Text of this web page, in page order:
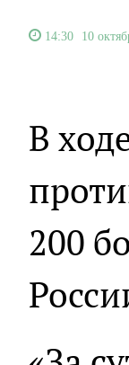
14:30 10
В
200